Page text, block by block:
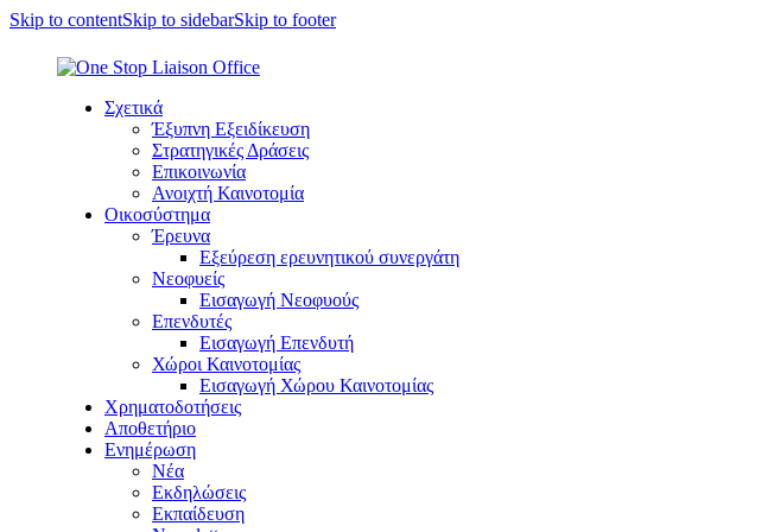
Skip to contentSkip to sidebarSkip to footer
Σχετικά
Έξυπνη Εξειδίκευση
Στρατηγικές Δράσεις
Επικοινωνία
Ανοιχτή Καινοτομία
Οικοσύστημα
Έρευνα
Εξεύρεση ερευνητικού συνεργάτη
Νεοφυείς
Εισαγωγή Νεοφυούς
Επενδυτές
Εισαγωγή Επενδυτή
Χώροι Καινοτομίας
Εισαγωγή Χώρου Καινοτομίας
Χρηματοδοτήσεις
Αποθετήριο
Ενημέρωση
Νέα
Εκδηλώσεις
Εκπαίδευση